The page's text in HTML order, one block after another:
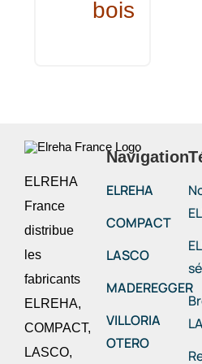
bois
ELREHA
France
distribue
les
fabricants
ELREHA,
COMPACT,
LASCO,
Navigation
ELREHA
COMPACT
LASCO
MADEREGGER
VILLORIA
OTERO